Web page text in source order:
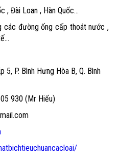
, Đài Loan , Hàn Quốc...
các đường ống cấp thoát nước ,
P. Bình Hưng Hòa B, Q. Bình
930 (Mr Hiếu)